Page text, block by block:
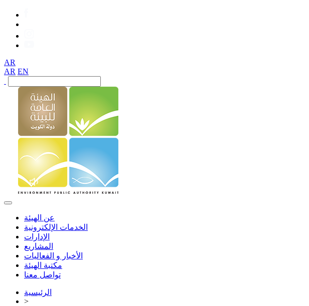
AR
AR EN
عن الهيئة
الخدمات الإلكترونية
الإدارات
المشاريع
الأخبار و الفعاليات
مكتبة الهيئة
تواصل معنا
الرئيسية
>